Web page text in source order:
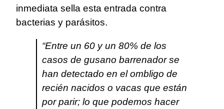
inmediata sella esta entrada contra
bacterias y parásitos.
“Entre un 60 y un 80% de los
casos de gusano barrenador se
han detectado en el ombligo de
recién nacidos o vacas que están
por parir; lo que podemos hacer